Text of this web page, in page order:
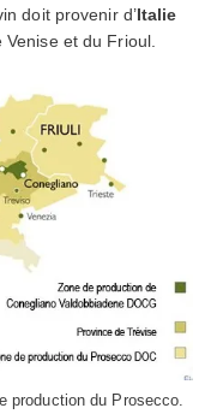
doit provenir d’Italie
et du Frioul.
production du Prosecco.